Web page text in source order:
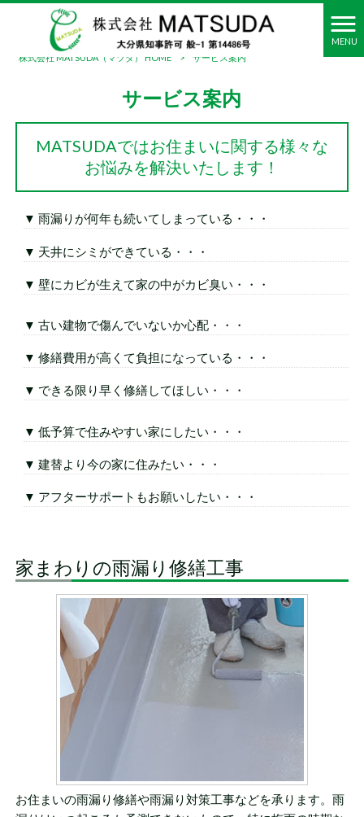
MENU
株式会社 MATSUDA（マツダ） HOME
> サービス案内
サービス案内
MATSUDAではお住まいに関する様々な
お悩みを解決いたします！
▼ 雨漏りが何年も続いてしまっている・・・
▼ 天井にシミができている・・・
▼ 壁にカビが生えて家の中がカビ臭い・・・
▼ 古い建物で傷んでいないか心配・・・
▼ 修繕費用が高くて負担になっている・・・
▼ できる限り早く修繕してほしい・・・
▼ 低予算で住みやすい家にしたい・・・
▼ 建替より今の家に住みたい・・・
▼ アフターサポートもお願いしたい・・・
家まわりの雨漏り修繕工事
お住まいの雨漏り修繕や雨漏り対策工事などを承ります。雨